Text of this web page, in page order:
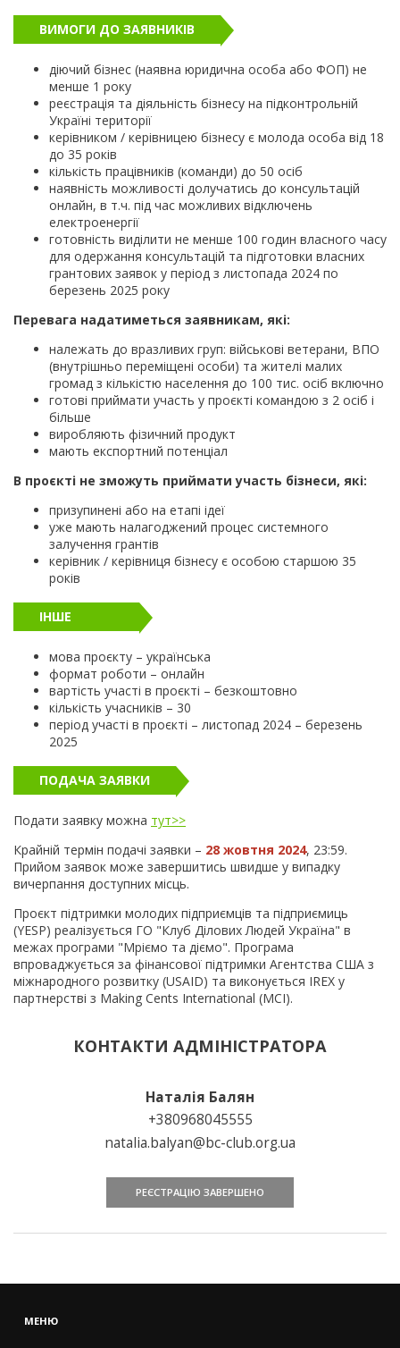
ВИМОГИ ДО ЗАЯВНИКІВ
діючий бізнес (наявна юридична особа або ФОП) не
менше 1 року
реєстрація та діяльність бізнесу на підконтрольній
Україні території
керівником / керівницею бізнесу є молода особа від 18
до 35 років
кількість працівників (команди) до 50 осіб
наявність можливості долучатись до консультацій
онлайн, в т.ч. під час можливих відключень
електроенергії
готовність виділити не менше 100 годин власного часу
для одержання консультацій та підготовки власних
грантових заявок у період з листопада 2024 по
березень 2025 року
Перевага надатиметься заявникам, які:
належать до вразливих груп: військові ветерани, ВПО
(внутрішньо переміщені особи) та жителі малих
громад з кількістю населення до 100 тис. осіб включно
готові приймати участь у проєкті командою з 2 осіб і
більше
виробляють фізичний продукт
мають експортний потенціал
В проєкті не зможуть приймати участь бізнеси, які:
призупинені або на етапі ідеї
уже мають налагоджений процес системного
залучення грантів
керівник / керівниця бізнесу є особою старшою 35
років
ІНШЕ
мова проєкту – українська
формат роботи – онлайн
вартість участі в проєкті – безкоштовно
кількість учасників – 30
період участі в проєкті – листопад 2024 – березень
2025
ПОДАЧА ЗАЯВКИ
Подати заявку можна тут>>
Крайній термін подачі заявки – 28 жовтня 2024, 23:59.
Прийом заявок може завершитись швидше у випадку
вичерпання доступних місць.
Проєкт підтримки молодих підприємців та підприємиць
(YESP) реалізується ГО "Клуб Ділових Людей Україна" в
межах програми "Мріємо та діємо". Програма
впроваджується за фінансової підтримки Агентства США з
міжнародного розвитку (USAID) та виконується IREX у
партнерстві з Making Cents International (MCI).
КОНТАКТИ АДМІНІСТРАТОРА
Наталія Балян
+380968045555
natalia.balyan@bc-club.org.ua
РЕЄСТРАЦІЮ ЗАВЕРШЕНО
МЕНЮ